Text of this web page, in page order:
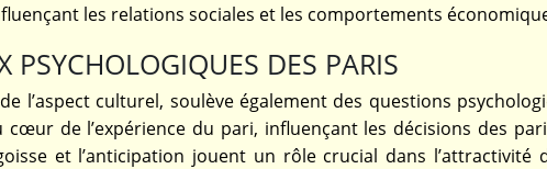
les relations sociales et les comportements
PSYCHOLOGIQUES DES PARIS
l’aspect culturel, soulève également des questions
cœur de l’expérience du pari, influençant les décisions des
et l’anticipation jouent un rôle crucial dans